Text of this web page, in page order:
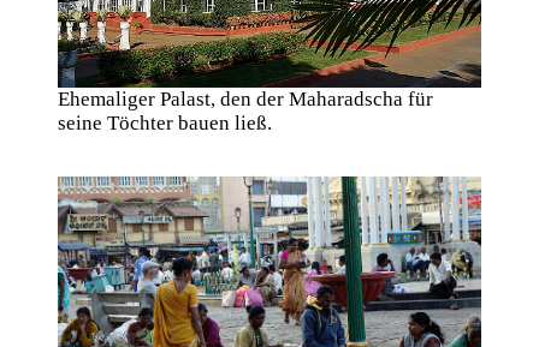
Ehemaliger Palast, den der Maharadscha für
seine Töchter bauen ließ.